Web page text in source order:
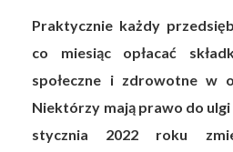
Praktycznie każdy
co miesiąc opłacać
społeczne i zdrowotne w
Niektórzy mają prawo do
stycznia 2022 roku